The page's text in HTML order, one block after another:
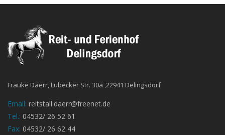
Frauke Daerr, Lübecker Str. 30a ,22941 Delingsdorf
Email: reitstall.daerr@freenet.de
Tel.: 04532/ 26 52 61
Fax: 04532/ 26 62 44